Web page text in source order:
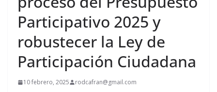
Participativo 2025 y
robustecer la Ley de
Participación Ciudadana
10 febrero, 2025 rodcafran@gmail.com